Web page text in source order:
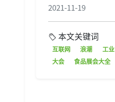
2021-11-19
本文关键词
互联网 浪潮 工业
大会
食品展会大全